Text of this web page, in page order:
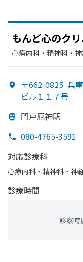
もんど心のク
心療内科・​精神科・
〒662-0825 兵
ビル１１７号
門戸厄神駅
080-4765-3591
対応診療科
心療内科・​精神科・神
診療時間
診察時